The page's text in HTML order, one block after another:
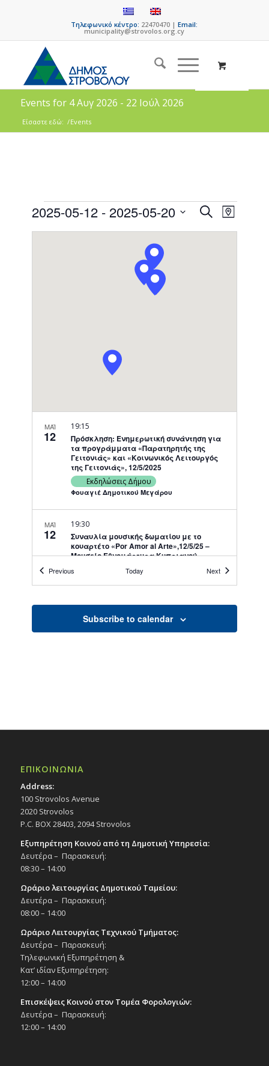
Τηλεφωνικό κέντρο: 22470470 |Email:
municipality@strovolos.org.cy
Events for 4 Αυγ 2026 - 22 Ιούλ 2026
Είσαστε εδώ: /Events
Events
Search
SearchEvent
Views
Map
2025-05-12 - 2025-05-20
ΜΑΪ
12
Πρόσκληση: Ενημερωτική συνάντηση για
τα προγράμματα «Παρατηρητής της
Γειτονιάς» και «Κοινωνικός Λειτουργός
της Γειτονιάς», 12/5/2025
19:15
Εκδηλώσεις Δήμου
Φουαγιέ Δημοτικού Μεγάρου
ΜΑΪ
12
Συναυλία μουσικής δωματίου με το
κουαρτέτο «Por Amor al Arte»,12/5/25 –
Μουσείο Εθνομάρτυρα Κυπριανού
19:30
Εκδηλώσεις Δήμου
14
Διάλεξη με θέμα: «Πρόληψη και
18:00
ΜΑΪ
AL’SINGERS CHORUS, VOX NOVA & BOSPRO
19:30
Εκδηλώσεις Δήμου
ΜΑΪ
15
ΒΟΤΚΑ ΜΟΛΟΤΟΦ, του Άντον Τσέχωφ –
Κωμωδία της Ελένης Ράντου, στο πλαίσιο
Recurring
Εκδηλώσεις Δήμου
Δημοτικό Θέατρο Στροβόλου
ΜΑΪ
17
Αγώνες Σωματικής Διάπλασης και Fitness
«Grand Prix Agathokleous», 17/5/25
13:00
Εκδηλώσεις στο Δημοτικό Θέατρο
ΜΑΪ
18
19:00
Previous Today NextEvents
Subscribe to calendar
ΕΠΙΚΟΙΝΩΝΙΑ
Address:
100 Strovolos Avenue
2020 Strovolos
P.C. BOX 28403, 2094 Strovolos
Εξυπηρέτηση Κοινού από τη Δημοτική Υπηρεσία:
Δευτέρα – Παρασκευή:
08:30 – 14:00
Ωράριο λειτουργίας Δημοτικού Ταμείου:
Δευτέρα – Παρασκευή:
08:00 – 14:00
Ωράριο Λειτουργίας Τεχνικού Τμήματος:
Δευτέρα – Παρασκευή:
Τηλεφωνική Εξυπηρέτηση &
Κατ’ ιδίαν Εξυπηρέτηση:
12:00 – 14:00
Επισκέψεις Κοινού στον Τομέα Φορολογιών:
Δευτέρα – Παρασκευή:
12:00 – 14:00